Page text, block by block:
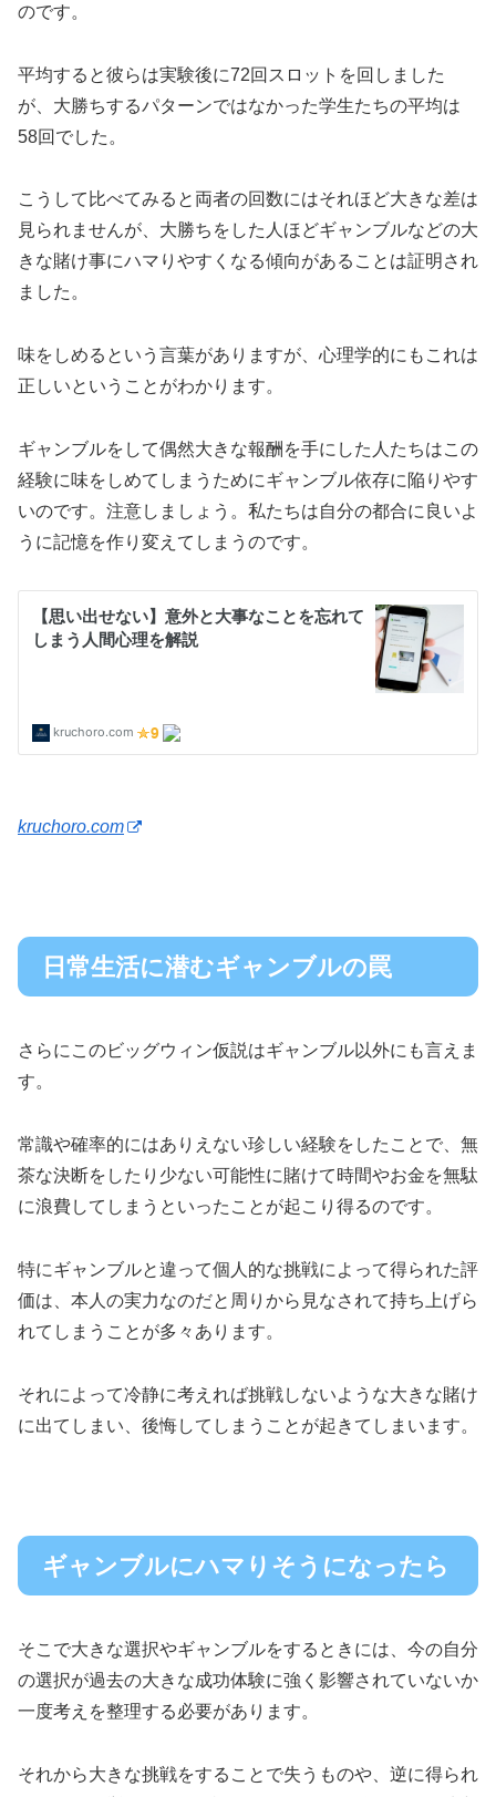
のです。
平均すると彼らは実験後に72回スロットを回しました
が、大勝ちするパターンではなかった学生たちの平均は
58回でした。
こうして比べてみると両者の回数にはそれほど大きな差は
見られませんが、大勝ちをした人ほどギャンブルなどの大
きな賭け事にハマりやすくなる傾向があることは証明され
ました。
味をしめるという言葉がありますが、心理学的にもこれは
正しいということがわかります。
ギャンブルをして偶然大きな報酬を手にした人たちはこの
経験に味をしめてしまうためにギャンブル依存に陥りやす
いのです。注意しましょう。私たちは自分の都合に良いよ
うに記憶を作り変えてしまうのです。
kruchoro.com
日常生活に潜むギャンブルの罠
さらにこのビッグウィン仮説はギャンブル以外にも言えま
す。
常識や確率的にはありえない珍しい経験をしたことで、無
茶な決断をしたり少ない可能性に賭けて時間やお金を無駄
に浪費してしまうといったことが起こり得るのです。
特にギャンブルと違って個人的な挑戦によって得られた評
価は、本人の実力なのだと周りから見なされて持ち上げら
れてしまうことが多々あります。
それによって冷静に考えれば挑戦しないような大きな賭け
に出てしまい、後悔してしまうことが起きてしまいます。
ギャンブルにハマりそうになったら
そこで大きな選択やギャンブルをするときには、今の自分
の選択が過去の大きな成功体験に強く影響されていないか
一度考えを整理する必要があります。
それから大きな挑戦をすることで失うものや、逆に得られ